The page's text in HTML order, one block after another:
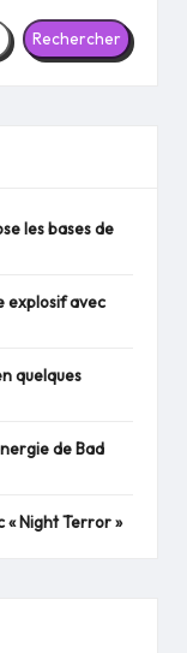
Rechercher
les bases de
explosif avec
quelques
de Bad
« Night Terror »